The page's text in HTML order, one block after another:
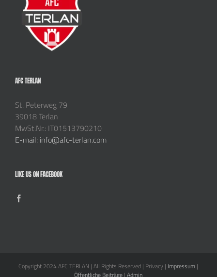
AFC TERLAN
St. Peterweg 79
39018 Terlan
MwSt.Nr.: IT01513790210
E-mail: info@afc-terlan.com
LIKE US ON FACEBOOK
Copyright 2024 AFC TERLAN | All Rights Reserved | Privacy | Impressum |
Öffentliche Beiträge |Admin